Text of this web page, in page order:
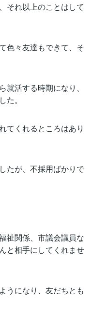
それ以上のことはして
色々友達もできて、そ
活する時期になり、
。
てくれるところはあり
たが、不採用ばかりで
祉関係、市議会議員な
と相手にしてくれませ
うになり、友だちとも